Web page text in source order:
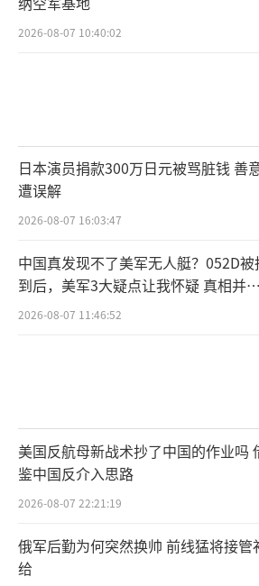
的战友们也一次次站上大国
国军人亲历国家外交现场的
越来越频繁的外交活动，彰
不断提升。”刘朕呈表示，
项勤务中，我有信心、有能
务，继续展示好中国军人的
2026-08-07 10:40:02
日本演员捐款300万日元被骂脏钱 善
遭误解
2026-08-07 16:03:47
中国真发现不了美军无人艇？052D被
到后，美军3大疑点让我怀疑 真相并非
如此
2026-08-07 11:46:52
美国反航母新战术抄了中国的作业吗
鉴中国反介入思路
2026-08-07 22:21:19
俄军后勤为何突然换帅 前线猛将接管
给